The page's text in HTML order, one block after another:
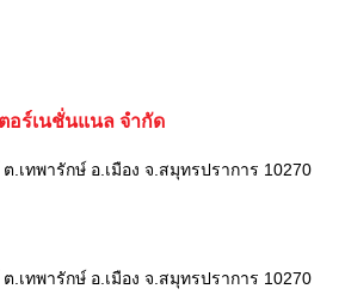
อร์เนชั่นแนล จำกัด
.เทพารักษ์ อ.เมือง จ.สมุทรปราการ 10270
.เทพารักษ์ อ.เมือง จ.สมุทรปราการ 10270